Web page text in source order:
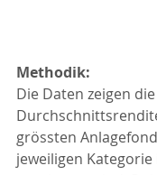
Methodik:
Die Daten zeigen die
grössten
jeweiligen